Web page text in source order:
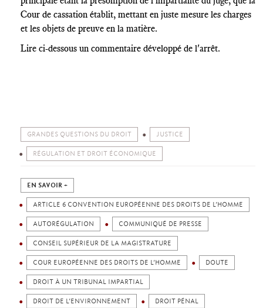
Cour de cassation établit, mettant en juste mesure les charges
et les objets de preuve en la matière.
Lire ci-dessous un commentaire développé de l'arrêt.
GRANDES QUESTIONS DU DROIT JUSTICE
RÉGULATION ET DROIT ÉCONOMIQUE
EN SAVOIR +
ARTICLE 6 CONVENTION EUROPÉENNE DES DROITS DE L’HOMME
AUTORÉGULATION COMMUNIQUÉ DE PRESSE
CONSEIL SUPÉRIEUR DE LA MAGISTRATURE
COUR EUROPÉENNE DES DROITS DE L’HOMME DOUTE
DROIT À UN TRIBUNAL IMPARTIAL
DROIT DE L’ENVIRONNEMENT DROIT PÉNAL